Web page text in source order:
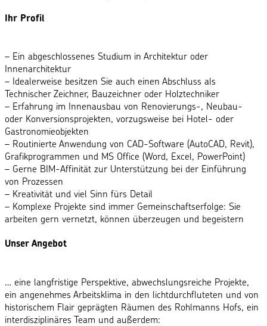
Ihr Profil
– Ein abgeschlossenes Studium in Architektur oder
Innenarchitektur
– Idealerweise besitzen Sie auch einen Abschluss als
Technischer Zeichner, Bauzeichner oder Holztechniker
– Erfahrung im Innenausbau von Renovierungs-, Neubau-
oder Konversionsprojekten, vorzugsweise bei Hotel- oder
Gastronomieobjekten
– Routinierte Anwendung von CAD-Software (AutoCAD, Revit),
Grafikprogrammen und MS Office (Word, Excel, PowerPoint)
– Gerne BIM-Affinität zur Unterstützung bei der Einführung
von Prozessen
– Kreativität und viel Sinn fürs Detail
– Komplexe Projekte sind immer Gemeinschaftserfolge: Sie
arbeiten gern vernetzt, können überzeugen und begeistern
Unser Angebot
… eine langfristige Perspektive, abwechslungsreiche Projekte,
ein angenehmes Arbeitsklima in den lichtdurchfluteten und von
historischem Flair geprägten Räumen des Rohlmanns Hofs, ein
interdisziplinäres Team und außerdem: